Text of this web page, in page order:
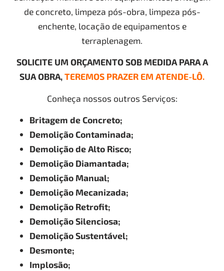
de concreto, limpeza pós-obra, limpeza pós-
enchente, locação de equipamentos e
terraplenagem.
SOLICITE UM ORÇAMENTO SOB MEDIDA PARA A
SUA OBRA,TEREMOS PRAZER EM ATENDE-LÔ.
Conheça nossos outros Serviços:
Britagem de Concreto;
Demolição Contaminada;
Demolição de Alto Risco;
Demolição Diamantada;
Demolição Manual;
Demolição Mecanizada;
Demolição Retrofit;
Demolição Silenciosa;
Demolição Sustentável;
Desmonte;
Implosão;